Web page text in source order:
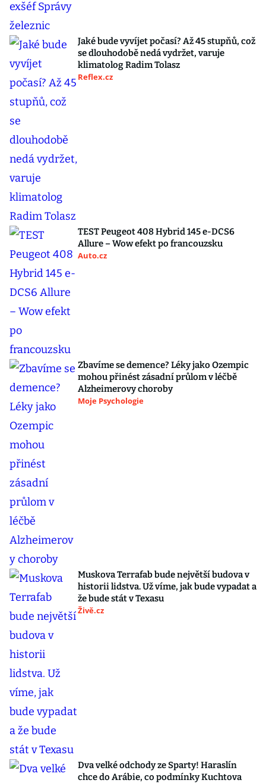
Jaké bude vyvíjet počasí? Až 45 stupňů, což
se dlouhodobě nedá vydržet, varuje
klimatolog Radim Tolasz
Reflex.cz
TEST Peugeot 408 Hybrid 145 e-DCS6
Allure – Wow efekt po francouzsku
Auto.cz
Zbavíme se demence? Léky jako Ozempic
mohou přinést zásadní průlom v léčbě
Alzheimerovy choroby
Moje Psychologie
Muskova Terrafab bude největší budova v
historii lidstva. Už víme, jak bude vypadat a
že bude stát v Texasu
Živě.cz
Dva velké odchody ze Sparty! Haraslín
chce do Arábie, co podmínky Kuchtova